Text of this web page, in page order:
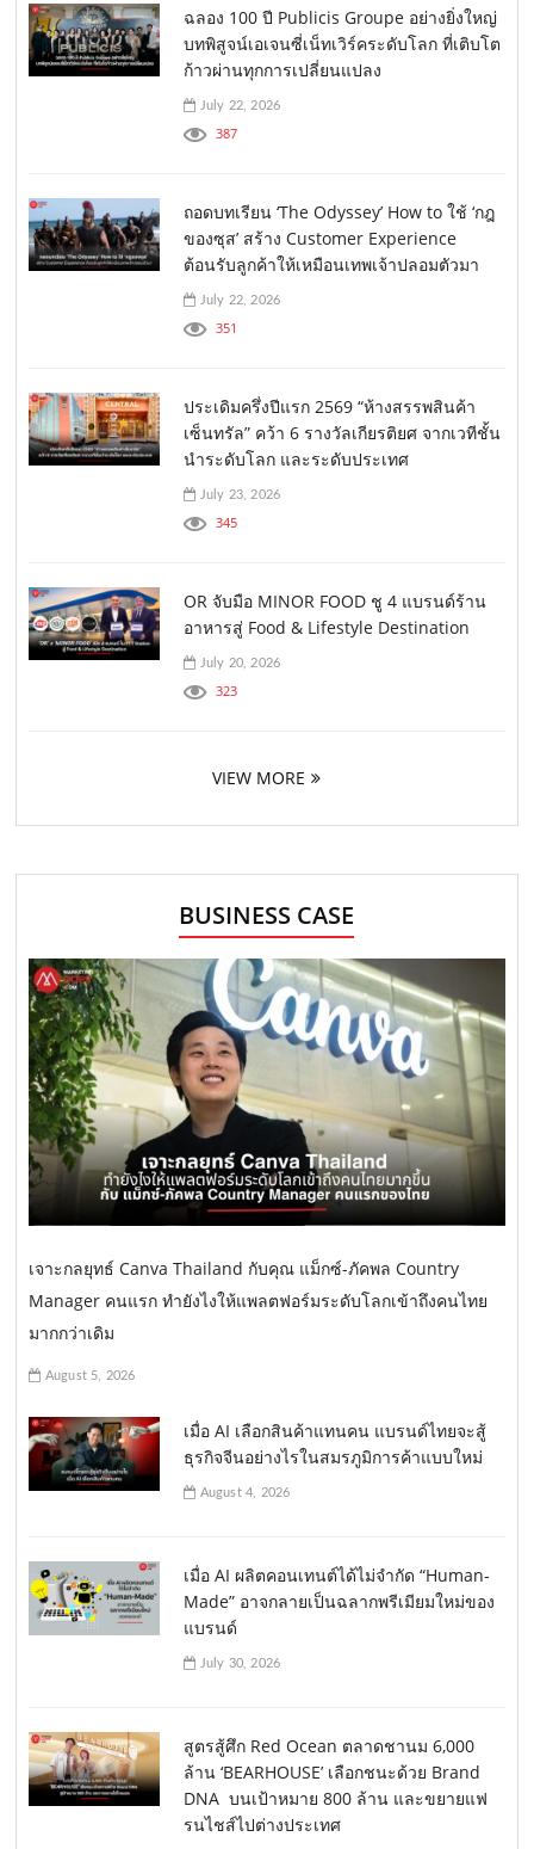
ฉลอง 100 ปี Publicis Groupe อย่างยิ่งใหญ่
บทพิสูจน์เอเจนซี่เน็ทเวิร์คระดับโลก ที่เติบโต
ก้าวผ่านทุกการเปลี่ยนแปลง
July 22, 2026
387
ถอดบทเรียน ‘The Odyssey’ How to ใช้ ‘กฎ
ของซุส’ สร้าง Customer Experience
ต้อนรับลูกค้าให้เหมือนเทพเจ้าปลอมตัวมา
July 22, 2026
351
ประเดิมครึ่งปีแรก 2569 “ห้างสรรพสินค้า
เซ็นทรัล” คว้า 6 รางวัลเกียรติยศ จากเวทีชั้น
นำระดับโลก และระดับประเทศ
July 23, 2026
345
OR จับมือ MINOR FOOD ชู 4 แบรนด์ร้าน
อาหารสู่ Food & Lifestyle Destination
July 20, 2026
323
VIEW MORE
BUSINESS CASE
เจาะกลยุทธ์ Canva Thailand กับคุณ แม็กซ์-ภัคพล Country
Manager คนแรก ทำยังไงให้แพลตฟอร์มระดับโลกเข้าถึงคนไทย
มากกว่าเดิม
August 5, 2026
เมื่อ AI เลือกสินค้าแทนคน แบรนด์ไทยจะสู้
ธุรกิจจีนอย่างไรในสมรภูมิการค้าแบบใหม่
August 4, 2026
เมื่อ AI ผลิตคอนเทนต์ได้ไม่จำกัด “Human-
Made” อาจกลายเป็นฉลากพรีเมียมใหม่ของ
แบรนด์
July 30, 2026
สูตรสู้ศึก Red Ocean ตลาดชานม 6,000
ล้าน ‘BEARHOUSE’ เลือกชนะด้วย Brand
DNA บนเป้าหมาย 800 ล้าน และขยายแฟ
รนไชส์ไปต่างประเทศ